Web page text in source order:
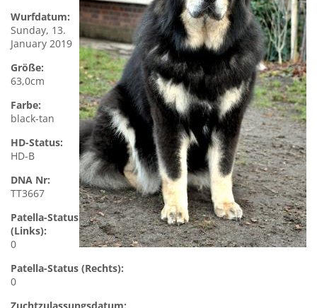
Wurfdatum:
Sunday, 13.
January 2019
Größe:
63,0cm
Farbe:
black-tan
HD-Status:
HD-B
DNA Nr:
TT3667
Patella-Status
(Links):
0
Patella-Status (Rechts):
0